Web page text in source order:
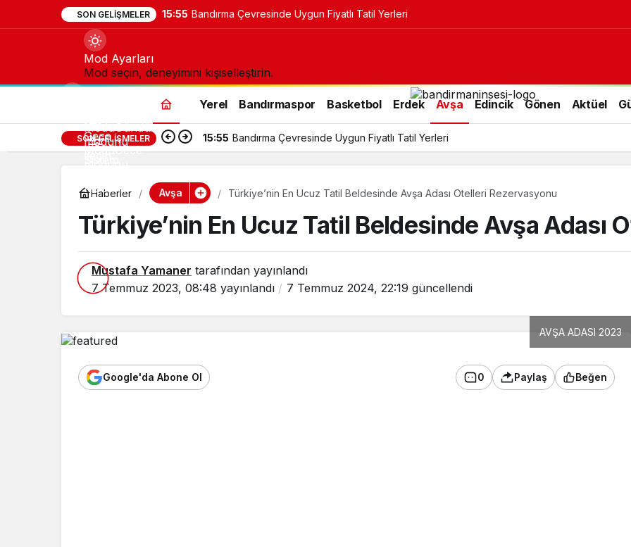
SON GELIŞMELER 15:55 Bandırma Çevresinde Uygun Fiyatlı Tatil Yerleri
Mod Ayarları
Mod seçin, deneyimini kişiselleştirin.
ModuGündüz
modunu
seçin.
Gece
ModuGece
modunu
seçin.
Yerel Bandırmaspor Basketbol Erdek Avşa Edincik Gönen Aktüel
SON GELIŞMELER 15:55 Bandırma Çevresinde Uygun Fiyatlı Tatil Yerleri
Haberler Avşa Türkiye’nin En Ucuz Tatil Beldesinde Avşa Adası Otelleri Rezervasyonu
Türkiye’nin En Ucuz Tatil Beldesinde Avşa Adası
Mustafa Yamaner tarafından yayınlandı
7 Temmuz 2023, 08:48 yayınlandı 7 Temmuz 2024, 22:19 güncellendi
AVŞA ADASI 2023
Google'da Abone Ol 0 Paylaş Beğen